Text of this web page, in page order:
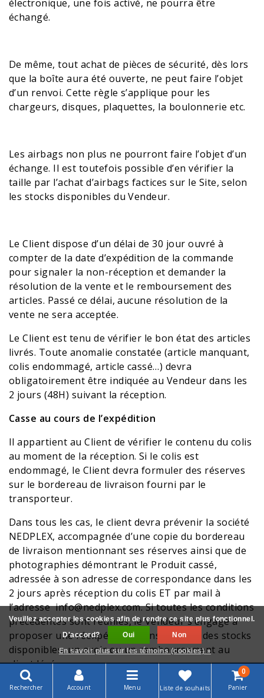
électronique, une fois activé, ne pourra être
échangé.
De même, tout achat de pièces de sécurité, dès lors
que la boîte aura été ouverte, ne peut faire l’objet
d’un renvoi. Cette règle s’applique pour les
chargeurs, disques, plaquettes, la boulonnerie etc.
Les airbags non plus ne pourront faire l’objet d’un
échange. Il est toutefois possible d’en vérifier la
taille par l’achat d’airbags factices sur le Site, selon
les stocks disponibles du Vendeur.
Le Client dispose d’un délai de 30 jour ouvré à
compter de la date d’expédition de la commande
pour signaler la non-réception et demander la
résolution de la vente et le remboursement des
articles. Passé ce délai, aucune résolution de la
vente ne sera acceptée.
Le Client est tenu de vérifier le bon état des articles
livrés. Toute anomalie constatée (article manquant,
colis endommagé, article cassé…) devra
obligatoirement être indiquée au Vendeur dans les
2 jours (48H) suivant la réception.
Casse au cours de l’expédition
Il appartient au Client de vérifier le contenu du colis
au moment de la réception. Si le colis est
endommagé, le Client devra formuler des réserves
sur le bordereau de livraison fourni par le
transporteur.
Dans tous les cas, le client devra prévenir la société
NEDPLEX, accompagnée d’une copie du bordereau
de livraison mentionnant ses réserves ainsi que de
photographies démontrant le Produit cassé,
adressée à son adresse de correspondance dans les
2 jours après réception du colis ET par mail à
l’adresseinfo@nedplex.com. Si toutes les conditions
précédentes sont réunies, le Vendeur s’engage à
proposer une réexpédition dans la limite des stocks
disponibles, un avoir ou un remboursement au
client lésé.
En tout état de cause, le Client devra clairement
Rechercher Account Menu Liste de souhaits
0
Panier
Veuillez accepter les cookies afin de rendre ce site plus fonctionnel.
D'accord?
Oui
Non
En savoir plus sur les témoins (cookies) »